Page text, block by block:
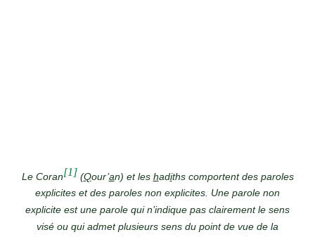
Le Coran[1] (Qour’an) et les hadiths comportent des paroles
explicites et des paroles non explicites. Une parole non
explicite est une parole qui n’indique pas clairement le sens
visé ou qui admet plusieurs sens du point de vue de la